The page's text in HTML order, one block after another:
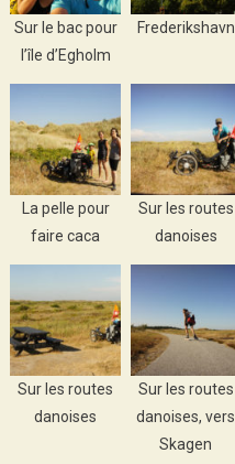
Sur le bac pour
l’île d’Egholm
Frederikshavn
La pelle pour
faire caca
Sur les routes
danoises
Sur les routes
danoises
Sur les routes
danoises, vers
Skagen